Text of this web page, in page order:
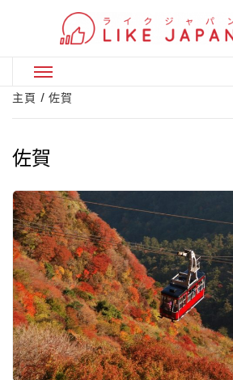
Primary
Menu
主頁 佐賀
佐賀